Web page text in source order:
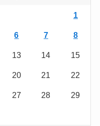
1
6 7 8
13 14 15
20 21 22
27 28 29